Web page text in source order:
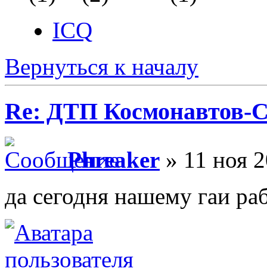
ICQ
Вернуться к началу
Re: ДТП Космонавтов-
Phreaker » 11 ноя
да сегодня нашему гаи